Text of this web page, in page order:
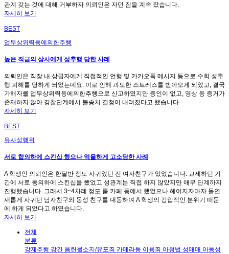
관계 갖는 것에 대해 거부하자 의뢰인은 자던 잠을 계속 잤습니다.
자세히 보기
BEST
업무상위력등에의한추행
높은 직급의 상사에게 성추행 당한 사례
의뢰인은 직장 내 상급자에게 직접적인 언행 및 카카오톡 메시지 등으로 수회 성추
행 피해를 당하게 되었는데요. 이로 인해 과도한 스트레스를 받아오게 되었고, 결국
가해자를 업무상위력등에의한추행으로 신고하였지만 증인이 없고, 영상 등 증거가
존재하지 않아 경찰단계에서 불송치 결정이 내려졌다고 했습니다.
자세히 보기
BEST
유사성행위
서로 합의하에 스킨십 했으나 억울하게 고소당한 사례
A 학생인 의뢰인은 한달반 정도 사귀었던 전 여자친구가 있었습니다. 교제하던 기
간에 서로 동의하에 스킨십을 했었고 성관계는 직접 하지 않았지만 애무 단계까지
진행했습니다. 그래서 3~4차례 정도 룸 카페 등에서 했었으나 헤어지자마자 돌연
새롭게 사귀던 남자친구와 동성 친구를 대동하여 A 학생의 강압적인 분위기 때문
에 하게 되었다고 하였습니다.
자세히 보기
전체
분류
강제추행 강간 음란물소지/유포죄 카메라등 이용죄 아청법 성매매 아동성